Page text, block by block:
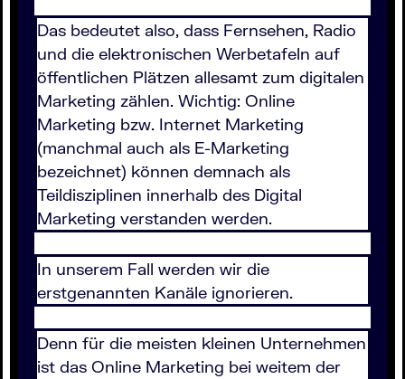
Das bedeutet also, dass Fernsehen, Radio
und die elektronischen Werbetafeln auf
öffentlichen Plätzen allesamt zum digitalen
Marketing zählen. Wichtig: Online
Marketing bzw. Internet Marketing
(manchmal auch als E-Marketing
bezeichnet) können demnach als
Teildisziplinen innerhalb des Digital
Marketing verstanden werden.
In unserem Fall werden wir die
erstgenannten Kanäle ignorieren.
Denn für die meisten kleinen Unternehmen
ist das Online Marketing bei weitem der